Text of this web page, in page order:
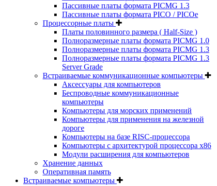
Пассивные платы формата PICMG 1.3
Пассивные платы формата PICO / PICOe
Процессорные платы
Платы половинного размера ( Half-Size )
Полноразмерные платы формата PICMG 1.0
Полноразмерные платы формата PICMG 1.3
Полноразмерные платы формата PICMG 1.3
Server Grade
Встраиваемые коммуникационные компьютеры
Аксессуары для компьютеров
Беспроводные коммуникационные
компьютеры
Компьютеры для морских применений
Компьютеры для применения на железной
дороге
Компьютеры на базе RISC-процессора
Компьютеры с архитектурой процессора x86
Модули расширения для компьютеров
Хранение данных
Оперативная память
Встраиваемые компьютеры